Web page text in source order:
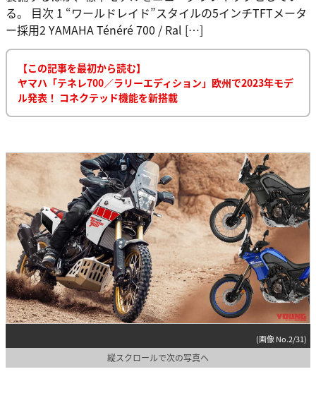
る。 目次 1 “ワールドレイド”スタイルの5インチTFTメータ
ー採用2 YAMAHA Ténéré 700 / Ral […]
【この記事を最初から読む】
ヤマハ「テネレ700／ラリーエディション」欧州で2023年モデ
ル発表！ コネクテッド機能を新搭載
(画像 No.2/31)
縦スクロールで次の写真へ